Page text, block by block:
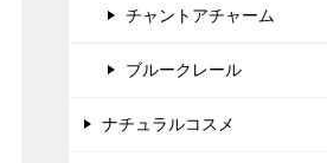
チャントアチャーム
ブルークレール
ナチュラルコスメ